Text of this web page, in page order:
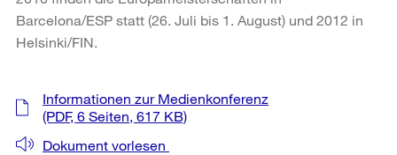
Barcelona/ESP statt (26. Juli bis 1. August) und 2012 in
Helsinki/FIN.
Weitere
Informationen
Informationen zur Medienkonferenz
(PDF, 6 Seiten, 617 KB)
Dokument vorlesen